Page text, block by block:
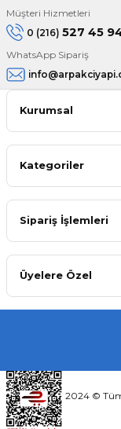
Müşteri Hizmetleri
0 (216) 527 45
WhatsApp Sipariş
Kurumsal
Kategoriler
Sipariş İşlemleri
Üyelere Özel
2024 © Tüm